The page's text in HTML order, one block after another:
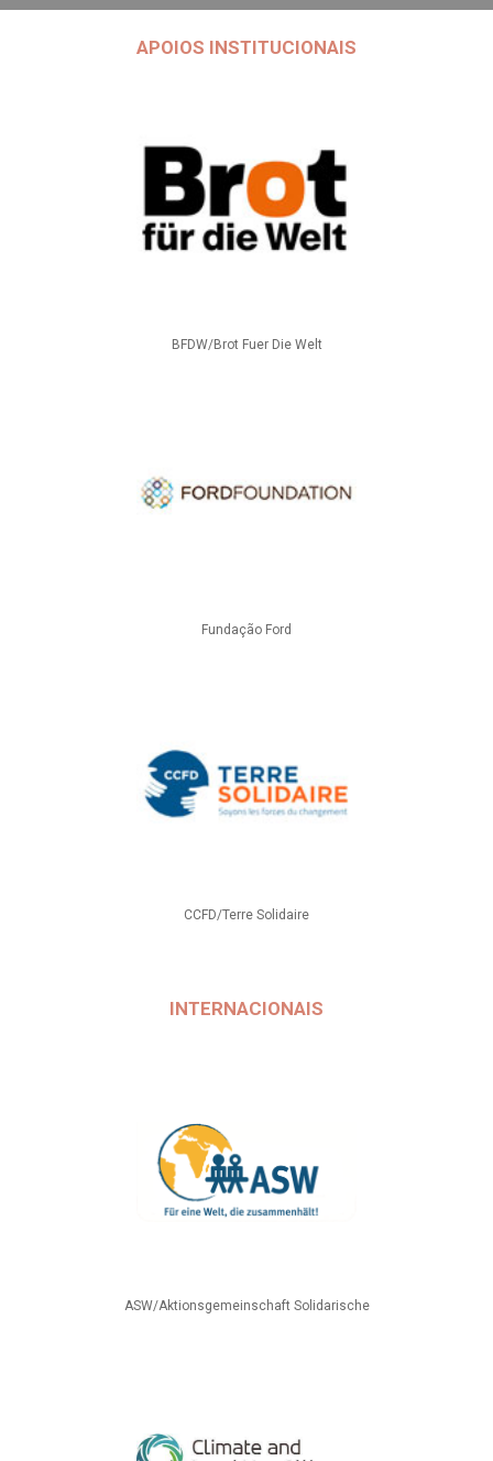
APOIOS INSTITUCIONAIS
BFDW/Brot Fuer Die Welt
Fundação Ford
CCFD/Terre Solidaire
INTERNACIONAIS
ASW/Aktionsgemeinschaft Solidarische